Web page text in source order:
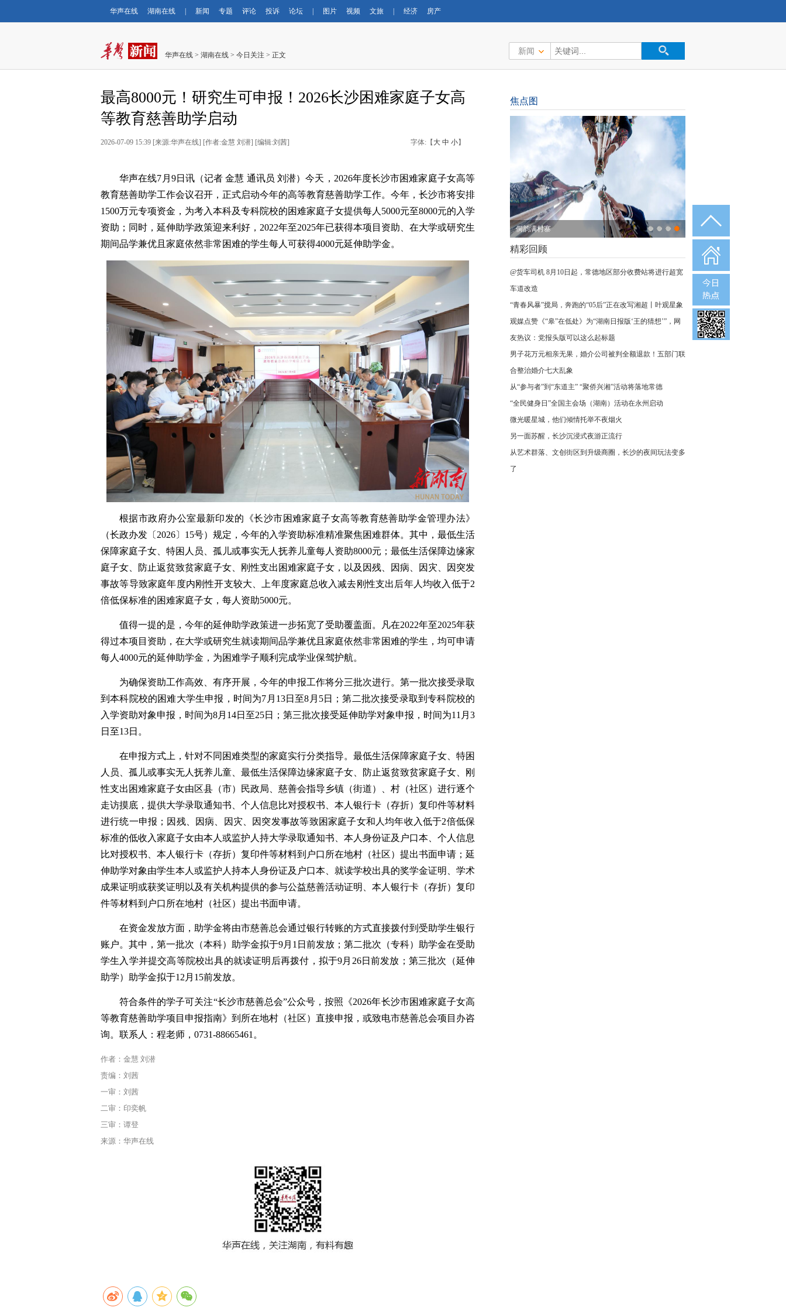
华声在线 湖南在线 新闻 专题 评论 投诉 论坛 图片 视频 文旅 经济 房产
华声在线 > 湖南在线 > 今日关注 > 正文 新闻
最高8000元！研究生可申报！2026长沙困难家庭子女高
等教育慈善助学启动
2026-07-09 15:39 [来源:华声在线] [作者:金慧 刘潜] [编辑:刘茜] 字体:【 大 中 小】
华声在线7月9日讯（记者 金慧 通讯员 刘潜）今天，2026年度长沙市困难家庭子女高等
教育慈善助学工作会议召开，正式启动今年的高等教育慈善助学工作。今年，长沙市将安排
1500万元专项资金，为考入本科及专科院校的困难家庭子女提供每人5000元至8000元的入学
资助；同时，延伸助学政策迎来利好，2022年至2025年已获得本项目资助、在大学或研究生
期间品学兼优且家庭依然非常困难的学生每人可获得4000元延伸助学金。
根据市政府办公室最新印发的《长沙市困难家庭子女高等教育慈善助学金管理办法》
（长政办发〔2026〕15号）规定，今年的入学资助标准精准聚焦困难群体。其中，最低生活
保障家庭子女、特困人员、孤儿或事实无人抚养儿童每人资助8000元；最低生活保障边缘家
庭子女、防止返贫致贫家庭子女、刚性支出困难家庭子女，以及因残、因病、因灾、因突发
事故等导致家庭年度内刚性开支较大、上年度家庭总收入减去刚性支出后年人均收入低于2
倍低保标准的困难家庭子女，每人资助5000元。
值得一提的是，今年的延伸助学政策进一步拓宽了受助覆盖面。凡在2022年至2025年获
得过本项目资助，在大学或研究生就读期间品学兼优且家庭依然非常困难的学生，均可申请
每人4000元的延伸助学金，为困难学子顺利完成学业保驾护航。
为确保资助工作高效、有序开展，今年的申报工作将分三批次进行。第一批次接受录取
到本科院校的困难大学生申报，时间为7月13日至8月5日；第二批次接受录取到专科院校的
入学资助对象申报，时间为8月14日至25日；第三批次接受延伸助学对象申报，时间为11月3
日至13日。
在申报方式上，针对不同困难类型的家庭实行分类指导。最低生活保障家庭子女、特困
人员、孤儿或事实无人抚养儿童、最低生活保障边缘家庭子女、防止返贫致贫家庭子女、刚
性支出困难家庭子女由区县（市）民政局、慈善会指导乡镇（街道）、村（社区）进行逐个
走访摸底，提供大学录取通知书、个人信息比对授权书、本人银行卡（存折）复印件等材料
进行统一申报；因残、因病、因灾、因突发事故等致困家庭子女和人均年收入低于2倍低保
标准的低收入家庭子女由本人或监护人持大学录取通知书、本人身份证及户口本、个人信息
比对授权书、本人银行卡（存折）复印件等材料到户口所在地村（社区）提出书面申请；延
伸助学对象由学生本人或监护人持本人身份证及户口本、就读学校出具的奖学金证明、学术
成果证明或获奖证明以及有关机构提供的参与公益慈善活动证明、本人银行卡（存折）复印
件等材料到户口所在地村（社区）提出书面申请。
在资金发放方面，助学金将由市慈善总会通过银行转账的方式直接拨付到受助学生银行
账户。其中，第一批次（本科）助学金拟于9月1日前发放；第二批次（专科）助学金在受助
学生入学并提交高等院校出具的就读证明后再拨付，拟于9月26日前发放；第三批次（延伸
助学）助学金拟于12月15前发放。
符合条件的学子可关注“长沙市慈善总会”公众号，按照《2026年长沙市困难家庭子女高
等教育慈善助学项目申报指南》到所在地村（社区）直接申报，或致电市慈善总会项目办咨
询。联系人：程老师，0731-88665461。
作者：金慧 刘潜
责编：刘茜
一审：刘茜
二审：印奕帆
三审：谭登
来源：华声在线
焦点图
侗韵满村寨
精彩回顾
@货车司机 8月10日起，常德地区部分收费站将进行超宽
车道改造
“青春风暴”搅局，奔跑的“05后”正在改写湘超丨叶观星象
观媒点赞《“皋”在低处》为“湖南日报版‘王的猜想’”，网
友热议：党报头版可以这么起标题
男子花万元相亲无果，婚介公司被判全额退款！五部门联
合整治婚介七大乱象
从“参与者”到“东道主” “聚侨兴湘”活动将落地常德
“全民健身日”全国主会场（湖南）活动在永州启动
微光暖星城，他们倾情托举不夜烟火
另一面苏醒，长沙沉浸式夜游正流行
从艺术群落、文创街区到升级商圈，长沙的夜间玩法变多
了